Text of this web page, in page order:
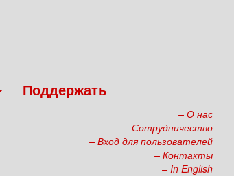
Поддержать
– О нас
– Сотрудничество
– Вход для пользователей
– Контакты
– In English